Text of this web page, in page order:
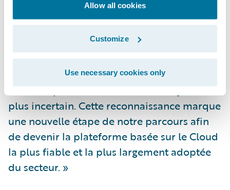
Allow all cookies
Customize
Use necessary cookies only
« Ce travail a également une dimension
d’urgence morale pour Guidewire car le
secteur pour lequel nous travaillons,
l’assurance IARD, joue un rôle social
essentiel dans la protection des individus et
des entreprises dans un monde toujours
plus incertain. Cette reconnaissance marque
une nouvelle étape de notre parcours afin
de devenir la plateforme basée sur le Cloud
la plus fiable et la plus largement adoptée
du secteur. »